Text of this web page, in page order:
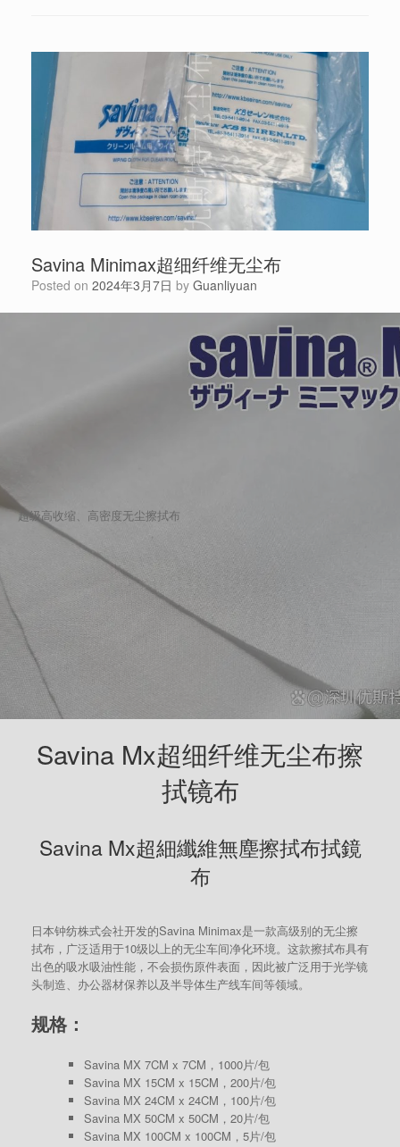
Savina Minimax超细纤维无尘布
Posted on 2024年3月7日 by Guanliyuan
超级高收缩、高密度无尘擦拭布
Savina Mx超细纤维无尘布擦
拭镜布
Savina Mx超細纖維無塵擦拭布拭鏡
布
日本钟纺株式会社开发的Savina Minimax是一款高级别的无尘擦
拭布，广泛适用于10级以上的无尘车间净化环境。这款擦拭布具有
出色的吸水吸油性能，不会损伤原件表面，因此被广泛用于光学镜
头制造、办公器材保养以及半导体生产线车间等领域。
规格：
Savina MX 7CM x 7CM，1000片/包
Savina MX 15CM x 15CM，200片/包
Savina MX 24CM x 24CM，100片/包
Savina MX 50CM x 50CM，20片/包
Savina MX 100CM x 100CM，5片/包